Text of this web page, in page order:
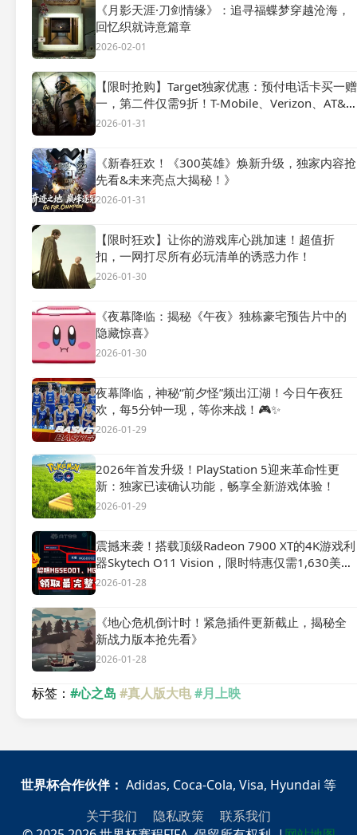
《月影天涯·刀剑情缘》：追寻福蝶梦穿越沧海，
回忆织就诗意篇章
2026-02-01
【限时抢购】Target独家优惠：预付电话卡买一赠
一，第二件仅需9折！T-Mobile、Verizon、AT&T
全网通享！🎉📱💰
2026-01-31
《新春狂欢！《300英雄》焕新升级，独家内容抢
先看&未来亮点大揭秘！》
2026-01-31
【限时狂欢】让你的游戏库心跳加速！超值折
扣，一网打尽所有必玩清单的诱惑力作！
2026-01-30
《夜幕降临：揭秘《午夜》独栋豪宅预告片中的
隐藏惊喜》
2026-01-30
夜幕降临，神秘“前夕怪”频出江湖！今日午夜狂
欢，每5分钟一现，等你来战！🎮✨
2026-01-29
2026年首发升级！PlayStation 5迎来革命性更
新：独家已读确认功能，畅享全新游戏体验！
2026-01-29
震撼来袭！搭载顶级Radeon 7900 XT的4K游戏利
器Skytech O11 Vision，限时特惠仅需1,630美
元！🎮🔥
2026-01-28
《地心危机倒计时！紧急插件更新截止，揭秘全
新战力版本抢先看》
2026-01-28
标签： #心之岛 #真人版大电#月上映
世界杯合作伙伴： Adidas, Coca-Cola, Visa, Hyundai 等
关于我们
隐私政策
联系我们